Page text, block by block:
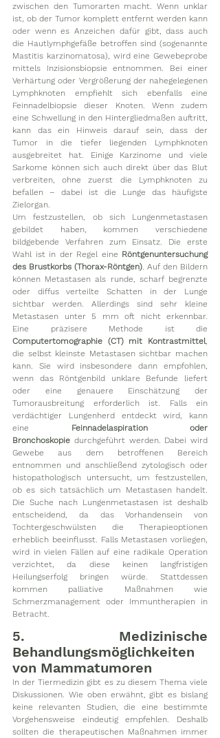
zwischen den Tumorarten macht. Wenn unklar
ist, ob der Tumor komplett entfernt werden kann
oder wenn es Anzeichen dafür gibt, dass auch
die Hautlymphgefäße betroffen sind (sogenannte
Mastitis karzinomatosa), wird eine Gewebeprobe
mittels Inzisionsbiopsie entnommen. Bei einer
Verhärtung oder Vergrößerung der nahegelegenen
Lymphknoten empfiehlt sich ebenfalls eine
Feinnadelbiopsie dieser Knoten. Wenn zudem
eine Schwellung in den Hintergliedmaßen auftritt,
kann das ein Hinweis darauf sein, dass der
Tumor in die tiefer liegenden Lymphknoten
ausgebreitet hat. Einige Karzinome und viele
Sarkome können sich auch direkt über das Blut
verbreiten, ohne zuerst die Lymphknoten zu
befallen – dabei ist die Lunge das häufigste
Zielorgan.
Um festzustellen, ob sich Lungenmetastasen
gebildet haben, kommen verschiedene
bildgebende Verfahren zum Einsatz. Die erste
Wahl ist in der Regel eine Röntgenuntersuchung
des Brustkorbs (Thorax-Röntgen). Auf den Bildern
können Metastasen als runde, scharf begrenzte
oder diffus verteilte Schatten in der Lunge
sichtbar werden. Allerdings sind sehr kleine
Metastasen unter 5 mm oft nicht erkennbar.
Computertomographie (CT) mit Kontrastmittel,
die selbst kleinste Metastasen sichtbar machen
kann. Sie wird insbesondere dann empfohlen,
wenn das Röntgenbild unklare Befunde liefert
oder eine genauere Einschätzung der
Tumorausbreitung erforderlich ist. Falls ein
verdächtiger Lungenherd entdeckt wird, kann
eine
Feinnadelaspiration oder
Bronchoskopie durchgeführt werden. Dabei wird
Gewebe aus dem betroffenen Bereich
entnommen und anschließend zytologisch oder
histopathologisch untersucht, um festzustellen,
ob es sich tatsächlich um Metastasen handelt.
Die Suche nach Lungenmetastasen ist deshalb
entscheidend, da das Vorhandensein von
Tochtergeschwülsten die Therapieoptionen
erheblich beeinflusst. Falls Metastasen vorliegen,
wird in vielen Fällen auf eine radikale Operation
verzichtet, da diese keinen langfristigen
Heilungserfolg bringen würde. Stattdessen
kommen palliative Maßnahmen wie
Schmerzmanagement oder Immuntherapien in
Betracht.
5. Medizinische
Behandlungsmöglichkeiten
von Mammatumoren
In der Tiermedizin gibt es zu diesem Thema viele
Diskussionen. Wie oben erwähnt, gibt es bislang
keine relevanten Studien, die eine bestimmte
Vorgehensweise eindeutig empfehlen. Deshalb
sollten die therapeutischen Maßnahmen immer